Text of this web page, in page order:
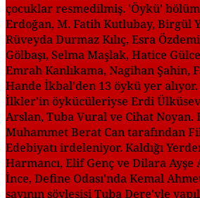
çocuklar resmedilmiş. 'Öykü'
Erdoğan, M. Fatih Kutlubay, Birgül
Rüveyda Durmaz Kılıç, Esra
Gölbaşı, Selma Maşlak, Hatice
Emrah Kanlıkama, Nagihan Şahin,
Hande İkbal'den 13 öykü yer
İlkler'in öykücüleriyse Erdi
Arslan, Tuba Vural ve Cihat Noyan.
Muhammet Berat Can tarafından
Edebiyatı irdeleniyor. Kaldığı
Harmancı, Elif Genç ve Dilara
İnce, Define Odası'nda Kemal
sayının söyleşisi Tuba Dere'yle